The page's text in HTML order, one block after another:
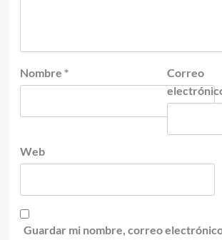
Nombre *
Correo
Web
Guardar mi nombre, correo